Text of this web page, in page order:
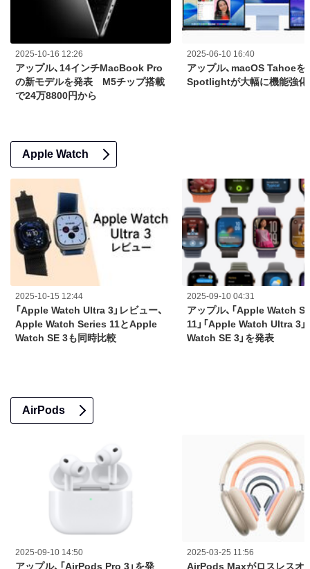
2025-10-16 12:26
アップル、14インチMacBook Pro
の新モデルを発表 M5チップ搭載
で24万8800円から
2025-06-10 16:40
アップル、macOS Tahoe
Spotlightが大幅に機能強化
Apple Watch
2025-10-15 12:44
「Apple Watch Ultra 3」レビュー、
Apple Watch Series 11とApple
Watch SE 3も同時比較
2025-09-10 04:31
アップル、「Apple Watch
11」「Apple Watch Ultra 3」
Watch SE 3」を発表
AirPods
2025-09-10 14:50
アップル、「AirPods Pro 3」を発
2025-03-25 11:56
AirPods Maxがロスレスオ